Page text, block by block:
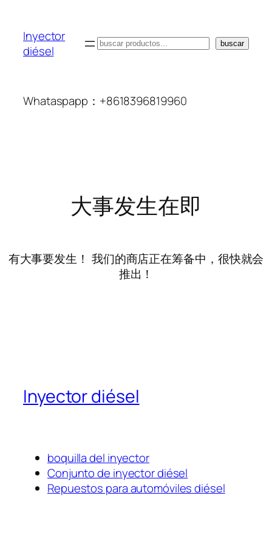
Inyector
diésel
搜
buscar
Whataspapp：+8618396819960
大事发生在即
有大事要发生！ 我们的商店正在筹备中，很快就会
推出！
Inyector diésel
boquilla del inyector
Conjunto de inyector diésel
Repuestos para automóviles diésel